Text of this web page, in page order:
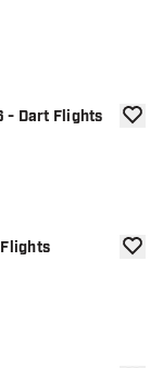
- Dart Flights